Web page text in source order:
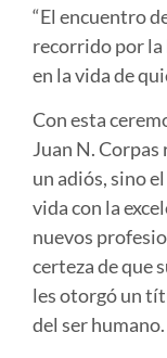
“El encuentro
recorrido por la
en la vida de
Con esta
Juan N. Corpas
un adiós, sino
vida con la
nuevos
certeza de que
les otorgó un
del ser humano.